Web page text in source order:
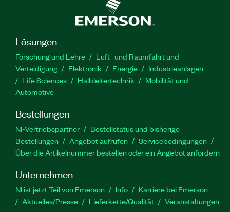
Lösungen
Forschung und Lehre
Luft- und Raumfahrt und
Verteidigung
Elektronik Energie
Industrieanlagen
Life Sciences
Halbleitertechnik
Mobilität und
Automotive
Bestellungen
NI-Vertriebspartner
Bestellstatus und bisherige
Bestellungen
Angebot aufrufen
Servicebedingungen
Über die Artikelnummer bestellen oder ein Angebot anfordern
Unternehmen
NI ist jetzt Teil von Emerson Info
Karriere bei Emerson
Aktuelles/Presse
Lieferkette/Qualität Veranstaltungen